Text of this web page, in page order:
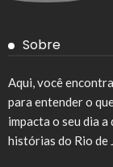
Sobre
Aqui, você
para entender o
impacta o seu dia
histórias do Rio de